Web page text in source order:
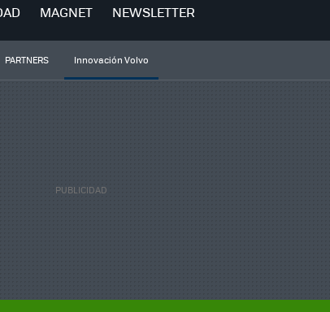
MAGNET NEWSLETTER
PARTNERS Innovación Volvo